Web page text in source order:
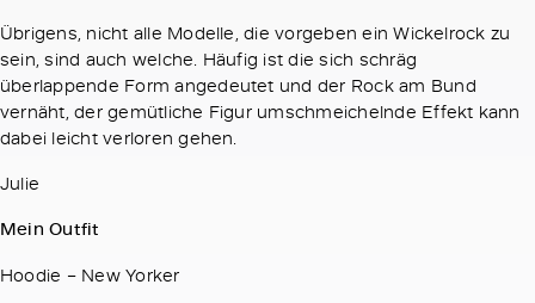
Übrigens, nicht alle Modelle, die vorgeben ein Wickelrock zu
sein, sind auch welche. Häufig ist die sich schräg
überlappende Form angedeutet und der Rock am Bund
vernäht, der gemütliche Figur umschmeichelnde Effekt kann
dabei leicht verloren gehen.
Julie
Mein Outfit
Hoodie – New Yorker